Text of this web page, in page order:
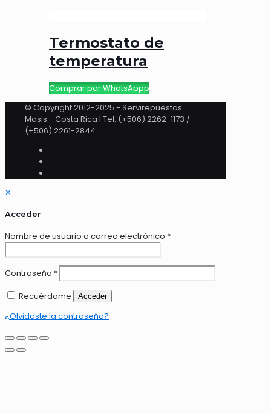
Termostato de
temperatura
Comprar por WhatsAppp
© Copyright 2012-2025 - Servirepuestos
Masis - Costa Rica | Tel: (+506) 2262-1173 /
(+506) 2261-2844
✕
Acceder
Nombre de usuario o correo electrónico *
Contraseña *
Recuérdame
Acceder
¿Olvidaste la contraseña?